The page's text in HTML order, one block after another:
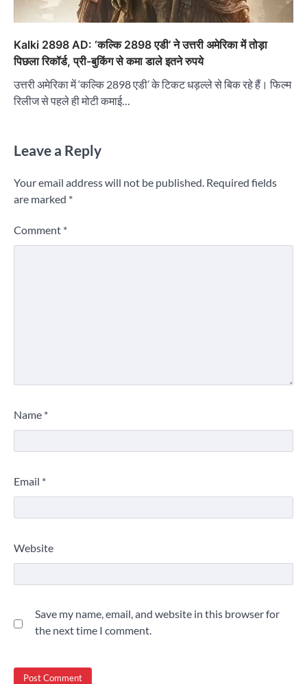
Kalki 2898 AD: ‘कल्कि 2898 एडी’ ने उत्तरी अमेरिका में तोड़ा
पिछला रिकॉर्ड, प्री-बुकिंग से कमा डाले इतने रुपये
उत्तरी अमेरिका में ‘कल्कि 2898 एडी’ के टिकट धड़ल्ले से बिक रहे हैं। फिल्म
रिलीज से पहले ही मोटी कमाई…
Leave a Reply
Your email address will not be published. Required fields
are marked *
Comment *
Name *
Email *
Website
Save my name, email, and website in this browser for
the next time I comment.